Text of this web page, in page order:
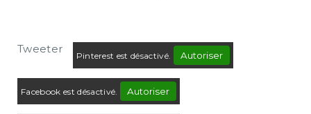
Tweeter
Pinterest est désactivé. Autoriser
Facebook est désactivé. Autoriser